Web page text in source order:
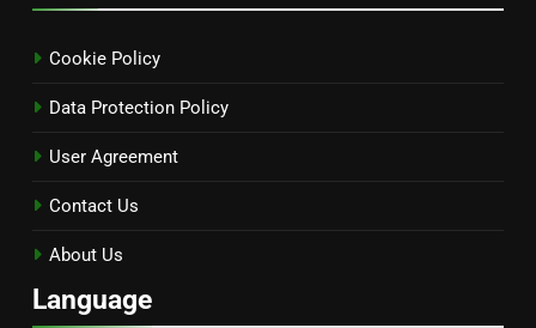
Cookie Policy
Data Protection Policy
User Agreement
Contact Us
About Us
Language